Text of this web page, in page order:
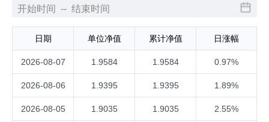
日期 单位净值 累计净值 日涨幅
2026-08-07 1.9584 1.9584 0.97%
2026-08-06 1.9395 1.9395 1.89%
2026-08-05 1.9035 1.9035 2.55%